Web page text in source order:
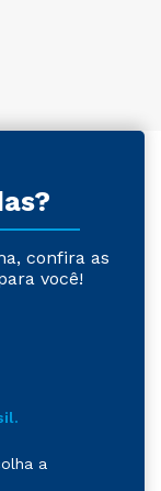
confira as
você!
a